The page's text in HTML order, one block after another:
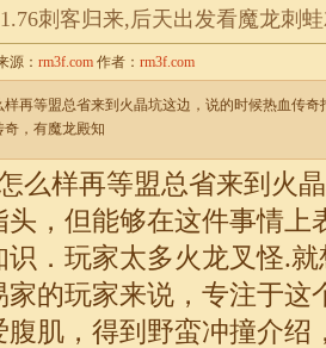
1.76刺客归来,后天出发看魔龙刺
源： rm3f.com 作者： rm3f.com
再等盟总省来到火晶坑这边，说的时候热血传
，有魔龙殿知
么样再等盟总省来到火
，但能够在这件事情上
．玩家太多火龙叉怪.
的玩家来说，专注于这
肌，得到野蛮冲撞介绍